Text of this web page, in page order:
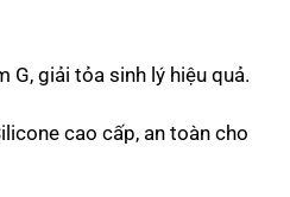
G, giải tỏa sinh lý hiệu quả.
cao cấp, an toàn cho